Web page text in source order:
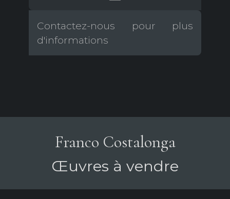
Contactez-nous pour plus
d'informations
Franco Costalonga
Œuvres à vendre